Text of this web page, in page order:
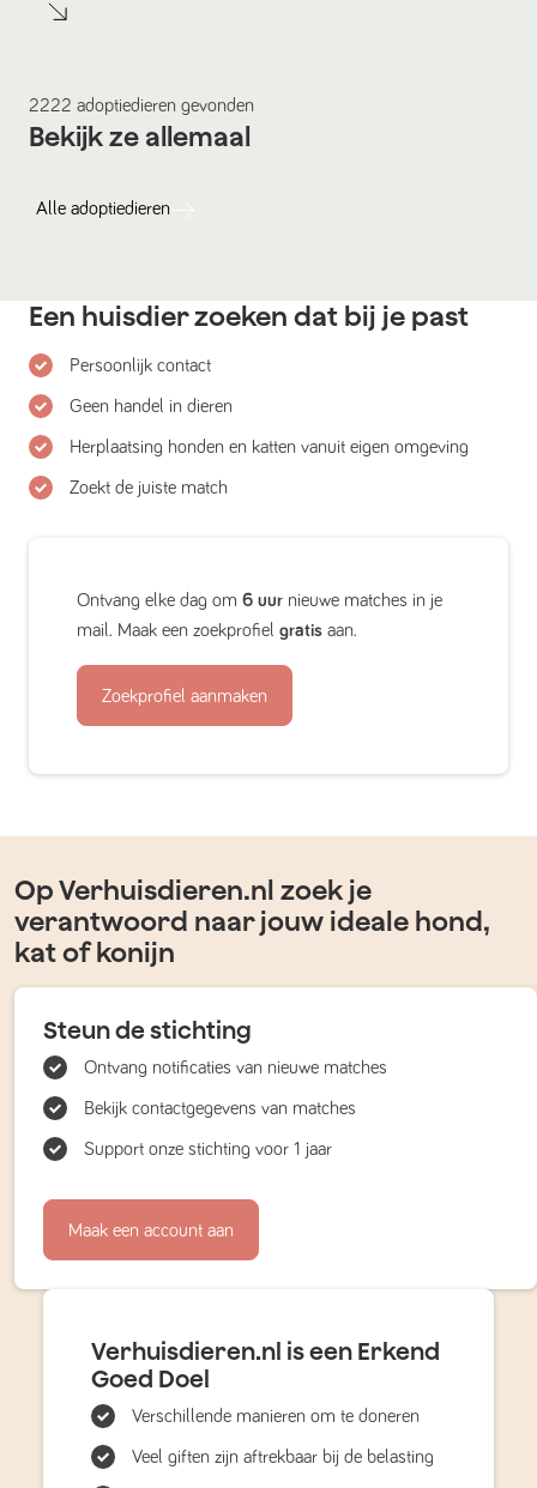
2222 adoptiedieren gevonden
Bekijk ze allemaal
Alle adoptiedieren
Een huisdier zoeken dat bij je past
Persoonlijk contact
Geen handel in dieren
Herplaatsing honden en katten vanuit eigen omgeving
Zoekt de juiste match
Ontvang elke dag om 6 uur nieuwe matches in je
mail. Maak een zoekprofiel gratis aan.
Zoekprofiel aanmaken
Op Verhuisdieren.nl zoek je
verantwoord naar jouw ideale hond,
kat of konijn
Steun de stichting
Ontvang notificaties van nieuwe matches
Bekijk contactgegevens van matches
Support onze stichting voor 1 jaar
Maak een account aan
Verhuisdieren.nl is een Erkend
Goed Doel
Verschillende manieren om te doneren
Veel giften zijn aftrekbaar bij de belasting